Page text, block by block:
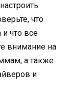
что
что все
внимание на
а также
и